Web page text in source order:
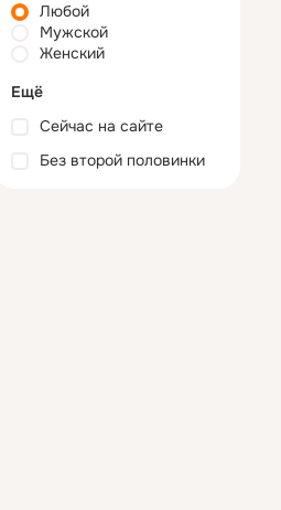
Любой
Мужской
Женский
Ещё
Сейчас на сайте
Без второй половинки